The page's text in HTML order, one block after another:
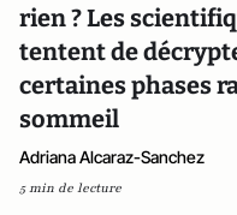
rien ? Les
tentent de
certaines phases
sommeil
Adriana Alcaraz-Sanchez
5 min de lecture